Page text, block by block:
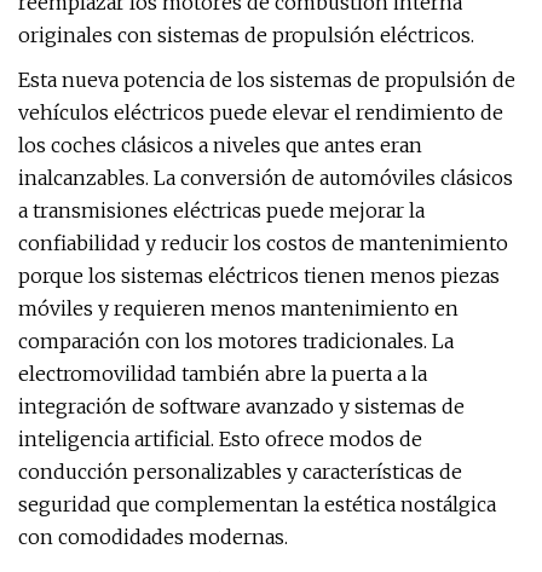
originales con sistemas de propulsión eléctricos.
Esta nueva potencia de los sistemas de propulsión de
vehículos eléctricos puede elevar el rendimiento de
los coches clásicos a niveles que antes eran
inalcanzables. La conversión de automóviles clásicos
a transmisiones eléctricas puede mejorar la
confiabilidad y reducir los costos de mantenimiento
porque los sistemas eléctricos tienen menos piezas
móviles y requieren menos mantenimiento en
comparación con los motores tradicionales. La
electromovilidad también abre la puerta a la
integración de software avanzado y sistemas de
inteligencia artificial. Esto ofrece modos de
conducción personalizables y características de
seguridad que complementan la estética nostálgica
con comodidades modernas.